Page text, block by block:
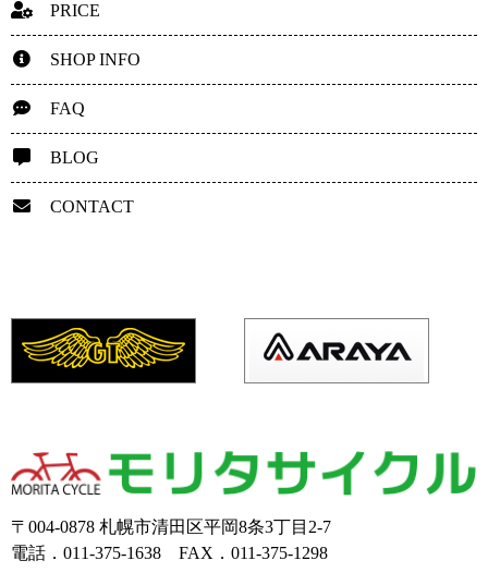
PRICE
SHOP INFO
FAQ
BLOG
CONTACT
〒004-0878 札幌市清田区平岡8条3丁目2-7
電話．011-375-1638 FAX．011-375-1298